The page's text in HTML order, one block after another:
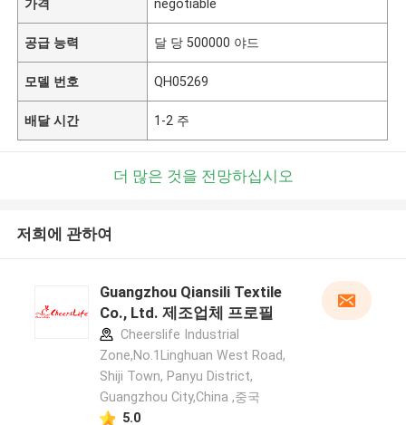
가격 negotiable
공급 능력 달 당 500000 야드
모델 번호 QH05269
배달 시간 1-2 주
더 많은 것을 전망하십시오
저희에 관하여
Guangzhou Qiansili Textile
Co., Ltd. 제조업체 프로필
Cheerslife Industrial
Zone,No.1Linghuan West Road,
Shiji Town, Panyu District,
Guangzhou City,China ,중국
5.0